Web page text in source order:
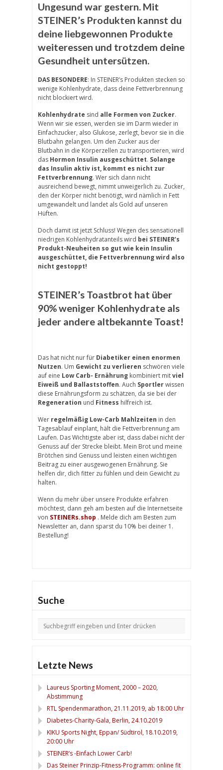
Ungesund war gestern. Mit
STEINER’s Produkten kannst du
deine liebgewonnen Produkte
weiteressen und trotzdem deine
Gesundheit untersützen.
DAS BESONDERE: In STEINER’s Produkten stecken so
wenige Kohlenhydrate, dass deine Fettverbrennung
nicht blockiert wird.
Kohlenhydrate sind alle Formen von Zucker.
Wenn wir sie essen, werden sie im Darm wieder in
Einfachzucker, also Glukose, zerlegt, bevor sie in die
Blutbahn gelangen. Um den Zucker aus der
Blutbahn in die Körperzellen zu transportieren, wird
das Hormon Insulin ausgeschüttet. Solange
das Insulin aktiv ist, kommt es nicht zur
Fettverbrennung. Wer sich dann nicht
ausreichend bewegt, nimmt unweigerlich zu. Zucker,
den der Körper nicht benötigt, wird nämlich in Fett
umgewandelt und landet als Gold auf unseren
Hüften.
Doch damit ist jetzt Schluss! Wegen des sensationell
niedrigen Kohlenhydratanteils wird bei STEINER’s
Produkt-Neuheiten so gut wie kein Insulin
ausgeschüttet, die Fettverbrennung wird also
nicht gestoppt!
STEINER’s Toastbrot hat über
90% weniger Kohlenhydrate als
jeder andere altbekannte Toast!
Das hat nicht nur für Diabetiker einen enormen
Nutzen. Um Gewicht zu verlieren schwören viele
auf eine Low Carb- Ernährung kombiniert mitviel
Eiweiß und Ballaststoffen. Auch Sportlerwissen
diese Ernährungsform zu schätzen, da sie bei der
Regeneration und Fitness hilfreich ist.
Wer regelmäßig Low-Carb Mahlzeiten in den
Tagesablauf einplant, hält die Fettverbrennung am
Laufen. Das Wichtigste aber ist, dass dabei nicht der
Genuss auf der Strecke bleibt. Mein Brot und meine
Brötchen sind Genuss und leisten einen wichtigen
Beitrag zu einer ausgewogenen Ernährung. Sie
helfen dir, dich fitter zu fühlen und dein Gewicht zu
halten.
Wenn du mehr über unsere Produkte erfahren
möchtest, dann geh am besten auf die Internetseite
von STEINERs.shop . Melde dich am Besten zum
Newsletter an, dann sparst du 10% bei deiner 1.
Bestellung!
Suche
Letzte News
Laureus Sporting Moment, 2000 – 2020,
Abstimmung
RTL Spendenmarathon, 21.11.2019, ab 18:00 Uhr
Diabetes-Charity-Gala, Berlin, 24.10.2019
KIKU Sports Night, Eppan/ Südtirol, 18.10.2019,
20:00 Uhr
STEINER’s -Einfach Lower Carb!
Das Steiner Prinzip-Fitness-Programm: online fit